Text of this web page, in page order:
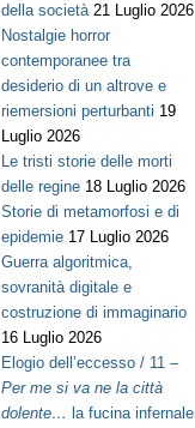
della società 21 Luglio 2026
Nostalgie horror
contemporanee tra
desiderio di un altrove e
riemersioni perturbanti 19
Luglio 2026
Le tristi storie delle morti
delle regine 18 Luglio 2026
Storie di metamorfosi e di
epidemie 17 Luglio 2026
Guerra algoritmica,
sovranità digitale e
costruzione di immaginario
16 Luglio 2026
Elogio dell’eccesso / 11 –
Per me si va ne la città
dolente… la fucina infernale